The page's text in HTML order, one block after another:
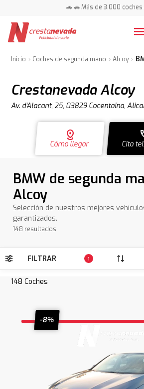
📍 Centros en toda
📍 Centros en toda España
Inicio Coches de segunda mano Alcoy
Crestanevada Alcoy
Av. d'Alacant, 25, 03829 Cocentaina,
distance
Cómo llegar Cita
BMW de segunda
Alcoy
Selección de nuestros mejores
garantizados.
148 resultados
FILTRAR 1
148 Coches
-8%